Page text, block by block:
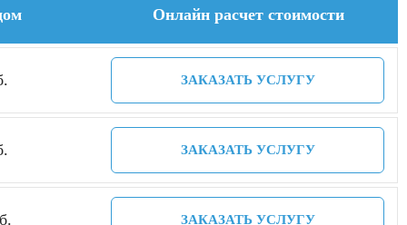
Онлайн расчет стоимости
ЗАКАЗАТЬ УСЛУГУ
ЗАКАЗАТЬ УСЛУГУ
ЗАКАЗАТЬ УСЛУГУ